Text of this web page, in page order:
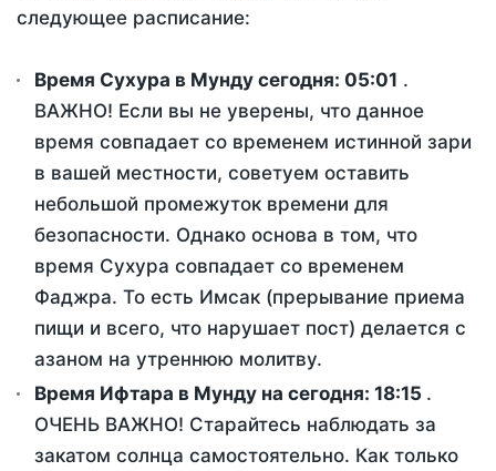
следующее расписание:
Время Сухура в Мунду сегодня: 05:01 .
ВАЖНО! Если вы не уверены, что данное
время совпадает со временем истинной зари
в вашей местности, советуем оставить
небольшой промежуток времени для
безопасности. Однако основа в том, что
время Сухура совпадает со временем
Фаджра. То есть Имсак (прерывание приема
пищи и всего, что нарушает пост) делается с
азаном на утреннюю молитву.
Время Ифтара в Мунду на сегодня: 18:15 .
ОЧЕНЬ ВАЖНО! Старайтесь наблюдать за
закатом солнца самостоятельно. Как только